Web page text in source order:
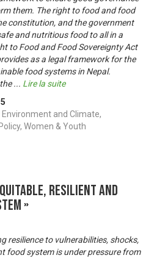
them. The right to food and food
constitution, and the government
and nutritious food to all in a
to Food and Food Sovereignty Act
as a legal framework for the
food systems in Nepal.
... Lire la suite
5
Environment and Climate,
Women & Youth
resilient and
»
resilience to vulnerabilities, shocks,
food system is under pressure from